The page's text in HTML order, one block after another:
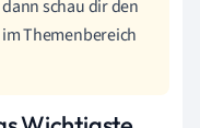
schau dir den
im Themenbereich